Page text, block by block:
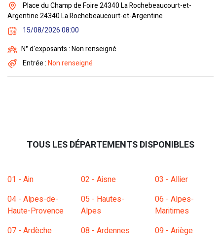
Place du Champ de Foire 24340 La Rochebeaucourt-et-
Argentine 24340 La Rochebeaucourt-et-Argentine
15/08/2026 08:00
N° d'exposants : Non renseigné
Entrée :Non renseigné
TOUS LES DÉPARTEMENTS DISPONIBLES
01 - Ain 02 - Aisne
03 - Allier
04 - Alpes-de-
Haute-Provence
05 - Hautes-
Alpes
06 - Alpes-
Maritimes
07 - Ardèche
08 - Ardennes
09 - Ariège